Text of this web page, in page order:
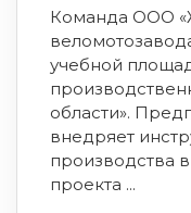
Команда ООО
учебной
области».
внедряет
производства
проекта ...